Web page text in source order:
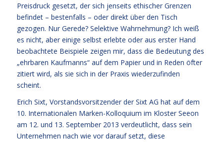
Preisdruck gesetzt, der sich jenseits ethischer Grenzen
befindet – bestenfalls – oder direkt über den Tisch
gezogen. Nur Gerede? Selektive Wahrnehmung? Ich weiß
es nicht, aber einige selbst erlebte oder aus erster Hand
beobachtete Beispiele zeigen mir, dass die Bedeutung des
„ehrbaren Kaufmanns“ auf dem Papier und in Reden öfter
zitiert wird, als sie sich in der Praxis wiederzufinden
scheint.
Erich Sixt, Vorstandsvorsitzender der Sixt AG hat auf dem
10. Internationalen Marken-Kolloquium im Kloster Seeon
am 12. und 13. September 2013 verdeutlicht, dass sein
Unternehmen nach wie vor darauf setzt, diese